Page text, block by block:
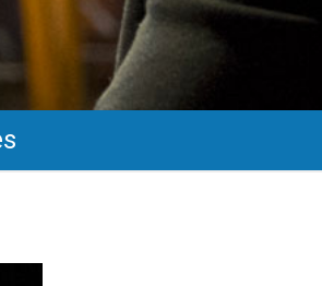
au bénéfice des haut-saônois depuis 1983.